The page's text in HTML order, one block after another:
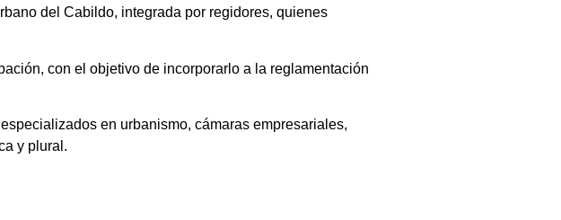
del Cabildo, integrada por regidores, quienes
con el objetivo de incorporarlo a la reglamentación
en urbanismo, cámaras empresariales,
y plural.